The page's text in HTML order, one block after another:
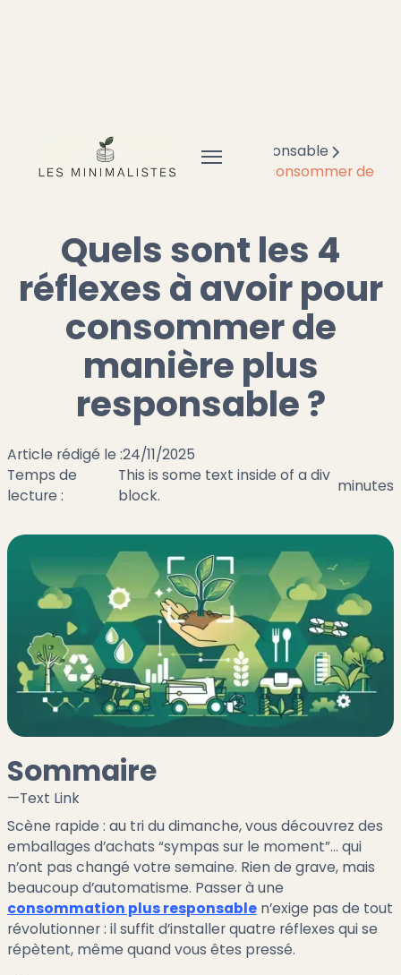
Frugal
Consommation responsable
Quels sont les 4 réflexes à avoir pour consommer de
Quels sont les 4
réflexes à avoir pour
consommer de
manière plus
responsable ?
Article rédigé le :24/11/2025
Temps de
lecture :
This is some text inside of a div
block.
minutes
Sommaire
—Text Link
Scène rapide : au tri du dimanche, vous découvrez des
emballages d’achats “sympas sur le moment”… qui
n’ont pas changé votre semaine. Rien de grave, mais
beaucoup d’automatisme. Passer à une
consommation plus responsablen’exige pas de tout
révolutionner : il suffit d’installer quatre réflexes qui se
répètent, même quand vous êtes pressé.